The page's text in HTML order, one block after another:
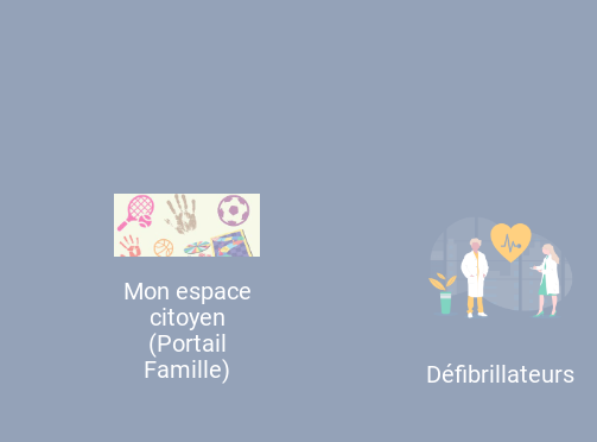
Mon espace
citoyen
(Portail
Famille)
Défibrillateurs